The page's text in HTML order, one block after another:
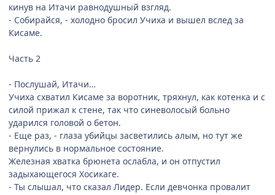
кинув на Итачи равнодушный взгляд.
- Собирайся, - холодно бросил Учиха и вышел вслед за
Кисаме.
Часть 2
- Послушай, Итачи…
Учиха схватил Кисаме за воротник, тряхнул, как котенка и с
силой прижал к стене, так что синеволосый больно
ударился головой о бетон.
- Еще раз, - глаза убийцы засветились алым, но тут же
вернулись в нормальное состояние.
Железная хватка брюнета ослабла, и он отпустил
задыхающегося Хосикаге.
- Ты слышал, что сказал Лидер. Если девчонка провалит